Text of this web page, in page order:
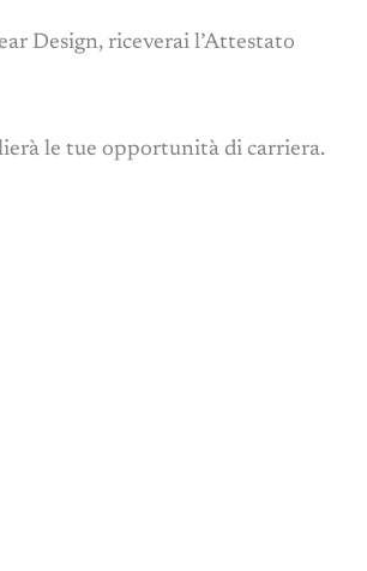
Design, riceverai l’Attestato
le tue opportunità di carriera.